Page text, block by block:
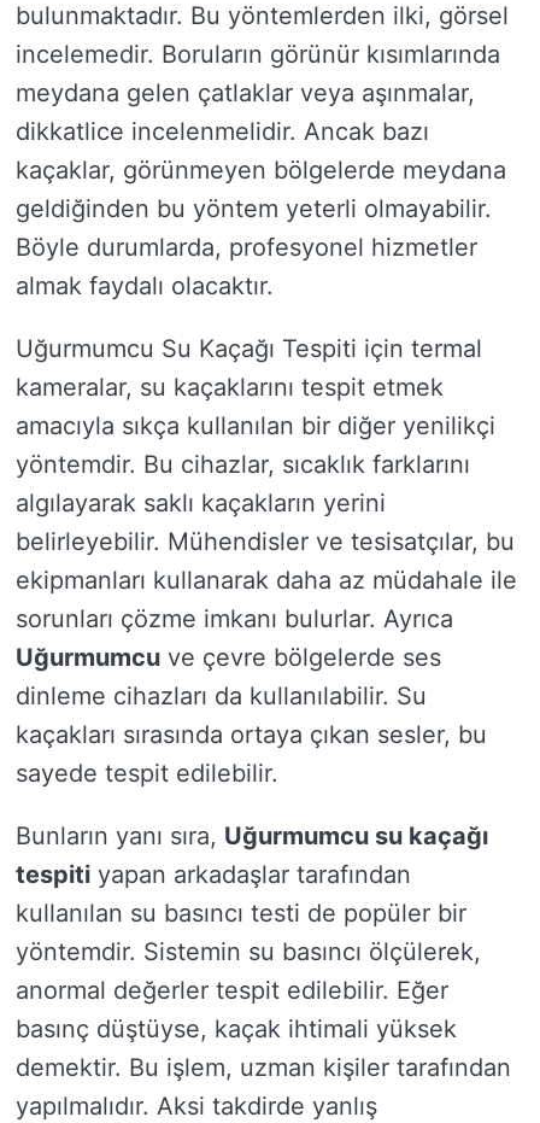
bulunmaktadır. Bu yöntemlerden ilki, görsel
incelemedir. Boruların görünür kısımlarında
meydana gelen çatlaklar veya aşınmalar,
dikkatlice incelenmelidir. Ancak bazı
kaçaklar, görünmeyen bölgelerde meydana
geldiğinden bu yöntem yeterli olmayabilir.
Böyle durumlarda, profesyonel hizmetler
almak faydalı olacaktır.
Uğurmumcu Su Kaçağı Tespiti için termal
kameralar, su kaçaklarını tespit etmek
amacıyla sıkça kullanılan bir diğer yenilikçi
yöntemdir. Bu cihazlar, sıcaklık farklarını
algılayarak saklı kaçakların yerini
belirleyebilir. Mühendisler ve tesisatçılar, bu
ekipmanları kullanarak daha az müdahale ile
sorunları çözme imkanı bulurlar. Ayrıca
Uğurmumcu ve çevre bölgelerde ses
dinleme cihazları da kullanılabilir. Su
kaçakları sırasında ortaya çıkan sesler, bu
sayede tespit edilebilir.
Bunların yanı sıra, Uğurmumcu su kaçağı
tespiti yapan arkadaşlar tarafından
kullanılan su basıncı testi de popüler bir
yöntemdir. Sistemin su basıncı ölçülerek,
anormal değerler tespit edilebilir. Eğer
basınç düştüyse, kaçak ihtimali yüksek
demektir. Bu işlem, uzman kişiler tarafından
yapılmalıdır. Aksi takdirde yanlış